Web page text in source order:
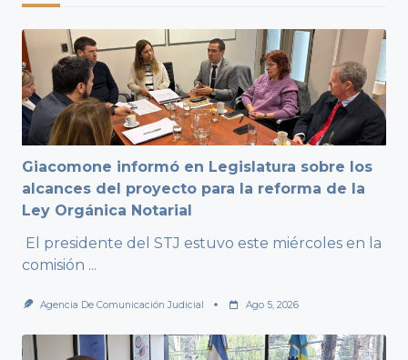
Giacomone informó en Legislatura sobre los
alcances del proyecto para la reforma de la
Ley Orgánica Notarial
El presidente del STJ estuvo este miércoles en la
comisión ...
Agencia De Comunicación Judicial Ago 5, 2026